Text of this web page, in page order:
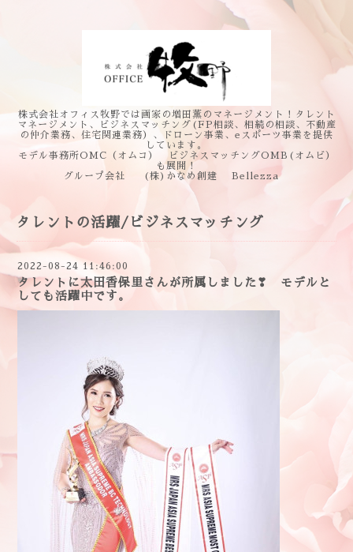
株式会社オフィス牧野では画家の増田薫のマネージメント！タレント
マネージメント、ビジネスマッチング(FP相談、相続の相談、不動産
の仲介業務、住宅関連業務）、ドローン事業、eスポーツ事業を提供
しています。
モデル事務所OMC（オムコ） ビジネスマッチングOMB(オムビ）
も展開！
グループ会社 (株)かなめ創建 Bellezza
タレントの活躍/ビジネスマッチング
2022-08-24 11:46:00
タレントに太田香保里さんが所属しました❣ モデルと
しても活躍中です。